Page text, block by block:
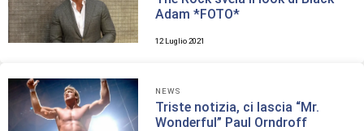
Adam *FOTO*
12 Luglio 2021
NEWS
Triste notizia, ci lascia “Mr.
Wonderful” Paul Orndroff